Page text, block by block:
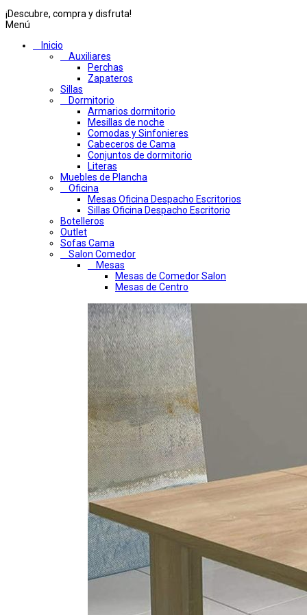
¡Descubre, compra y disfruta!
Menú
Inicio
Auxiliares
Perchas
Zapateros
Sillas
Dormitorio
Armarios dormitorio
Mesillas de noche
Comodas y Sinfonieres
Cabeceros de Cama
Conjuntos de dormitorio
Literas
Muebles de Plancha
Oficina
Mesas Oficina Despacho Escritorios
Sillas Oficina Despacho Escritorio
Botelleros
Outlet
Sofas Cama
Salon Comedor
Mesas
Mesas de Comedor Salon
Mesas de Centro